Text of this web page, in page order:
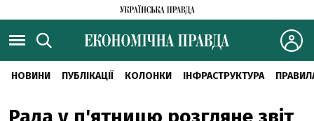
НОВИНИ ПУБЛІКАЦІЇ КОЛОНКИ ІНФРАСТРУКТУРА